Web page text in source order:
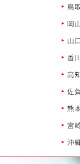
鳥
岡
山
香
高
佐
熊
宮
沖